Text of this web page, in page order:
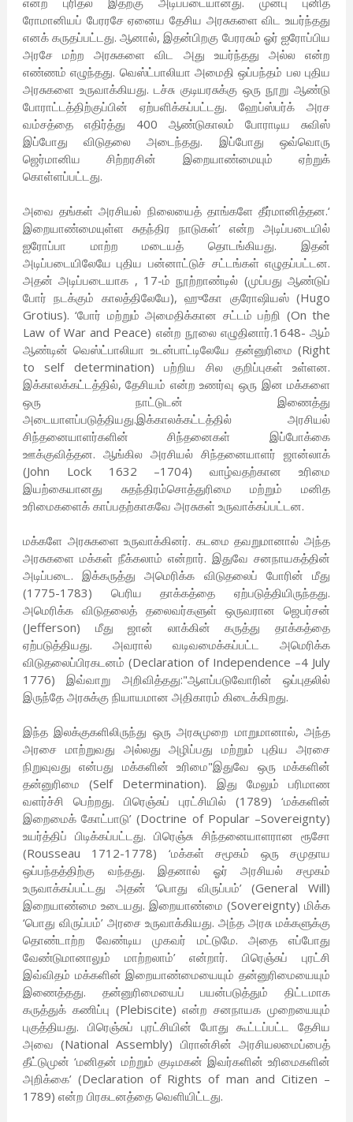
ரோமானியப் பேரரசே ஏனைய தேசிய அரசுகளை விட உயர்ந்தது
எனக் கருதப்பட்டது. ஆனால், இதன்பிறகு பேரரசும் ஓர் ஐரோப்பிய
அரசே மற்ற அரசுகளை விட அது உயர்ந்தது அல்ல என்ற
எண்ணம் எழுந்தது. வெஸ்ட்பாலியா அமைதி ஒப்பந்தம் பல புதிய
அரசுகளை உருவாக்கியது. டச்சு குடியரசுக்கு ஒரு நூறு ஆண்டு
போராட்டத்திற்குப்பின் ஏற்பளிக்கப்பட்டது. ஹேப்ஸ்பர்க் அரச
வம்சத்தை எதிர்த்து 400 ஆண்டுகாலம் போராடிய சுவிஸ்
இப்போது விடுதலை அடைந்தது. இப்போது ஒவ்வொரு
ஜெர்மானிய சிற்றரசின் இறையாண்மையும் ஏற்றுக்
கொள்ளப்பட்டது.
அவை தங்கள் அரசியல் நிலையைத் தாங்களே தீர்மானித்தன.‘
இறையாண்மையுள்ள சுதந்திர நாடுகள்’ என்ற அடிப்படையில்
ஐரோப்பா மாற்ற மடையத் தொடங்கியது. இதன்
அடிப்படையிலேயே புதிய பன்னாட்டுச் சட்டங்கள் எழுதப்பட்டன.
அதன் அடிப்படையாக , 17-ம் நூற்றாண்டில் (முப்பது ஆண்டுப்
போர் நடக்கும் காலத்திலேயே), ஹுகோ குரோஷியஸ் (Hugo
Grotius). ‘போர் மற்றும் அமைதிக்கான சட்டம் பற்றி (On the
Law of War and Peace) என்ற நூலை எழுதினார்.1648- ஆம்
ஆண்டின் வெஸ்ட்பாலியா உடன்பாட்டிலேயே தன்னுரிமை (Right
to self determination) பற்றிய சில குறிப்புகள் உள்ளன.
இக்காலக்கட்டத்தில், தேசியம் என்ற உணர்வு ஒரு இன மக்களை
ஒரு நாட்டுடன் இணைத்து
அடையாளப்படுத்தியது.இக்காலக்கட்டத்தில் அரசியல்
சிந்தனையாளர்களின் சிந்தனைகள் இப்போக்கை
ஊக்குவித்தன. ஆங்கில அரசியல் சிந்தனையாளர் ஜான்லாக்
(John Lock 1632 –1704) வாழ்வதற்கான உரிமை
இயற்கையானது சுதந்திரம்சொத்துரிமை மற்றும் மனித
உரிமைகளைக் காப்பதற்காகவே அரசுகள் உருவாக்கப்பட்டன.
மக்களே அரசுகளை உருவாக்கினர். கடமை தவறுமானால் அந்த
அரசுகளை மக்கள் நீக்கலாம் என்றார். இதுவே சனநாயகத்தின்
அடிப்படை. இக்கருத்து அமெரிக்க விடுதலைப் போரின் மீது
(1775-1783) பெரிய தாக்கத்தை ஏற்படுத்தியிருந்தது.
அமெரிக்க விடுதலைத் தலைவர்களுள் ஒருவரான ஜெபர்சன்
(Jefferson) மீது ஜான் லாக்கின் கருத்து தாக்கத்தை
ஏற்படுத்தியது. அவரால் வடிவமைக்கப்பட்ட அமெரிக்க
விடுதலைப்பிரகடனம் (Declaration of Independence –4 July
1776) இவ்வாறு அறிவித்தது:"ஆளப்படுவோரின் ஒப்புதலில்
இருந்தே அரசுக்கு நியாயமான அதிகாரம் கிடைக்கிறது.
இந்த இலக்குகளிலிருந்து ஒரு அரசுமுறை மாறுமானால், அந்த
அரசை மாற்றுவது அல்லது அழிப்பது மற்றும் புதிய அரசை
நிறுவுவது என்பது மக்களின் உரிமை"இதுவே ஒரு மக்களின்
தன்னுரிமை (Self Determination). இது மேலும் பரிமாண
வளர்ச்சி பெற்றது. பிரெஞ்சுப் புரட்சியில் (1789) ‘மக்களின்
இறைமைக் கோட்பாடு’ (Doctrine of Popular –Sovereignty)
உயர்த்திப் பிடிக்கப்பட்டது. பிரெஞ்சு சிந்தனையாளரான ரூசோ
(Rousseau 1712-1778) ‘மக்கள் சமூகம் ஒரு சமுதாய
ஒப்பந்தத்திற்கு வந்தது. இதனால் ஓர் அரசியல் சமூகம்
உருவாக்கப்பட்டது அதன் ‘பொது விருப்பம்’ (General Will)
இறையாண்மை உடையது. இறையாண்மை (Sovereignty) மிக்க
‘பொது விருப்பம்’ அரசை உருவாக்கியது. அந்த அரசு மக்களுக்கு
தொண்டாற்ற வேண்டிய முகவர் மட்டுமே. அதை எப்போது
வேண்டுமானாலும் மாற்றலாம்’ என்றார். பிரெஞ்சுப் புரட்சி
இவ்விதம் மக்களின் இறையாண்மையையும் தன்னுரிமையையும்
இணைத்தது. தன்னுரிமையைப் பயன்படுத்தும் திட்டமாக
கருத்துக் கணிப்பு (Plebiscite) என்ற சனநாயக முறையையும்
புகுத்தியது. பிரெஞ்சுப் புரட்சியின் போது கூட்டப்பட்ட தேசிய
அவை (National Assembly) பிரான்சின் அரசியலமைப்பைத்
தீட்டுமுன் ‘மனிதன் மற்றும் குடிமகன் இவர்களின் உரிமைகளின்
அறிக்கை’ (Declaration of Rights of man and Citizen –
1789) என்ற பிரகடனத்தை வெளியிட்டது.